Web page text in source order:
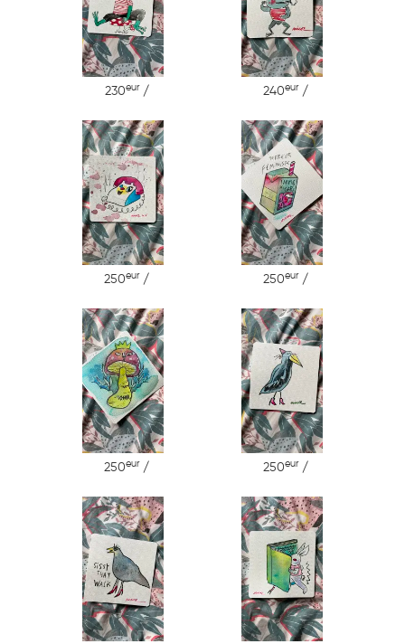
230eur / 240eur /
250eur / 250eur /
250eur / 250eur /